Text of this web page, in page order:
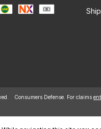
Consumers Defense. For claims